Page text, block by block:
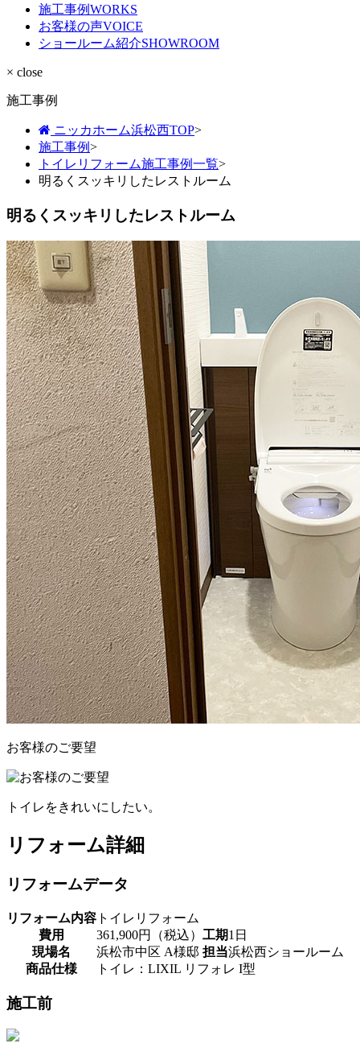
施工事例WORKS
お客様の声VOICE
ショールーム紹介SHOWROOM
× close
施工事例
ニッカホーム浜松西TOP>
施工事例>
トイレリフォーム施工事例一覧>
明るくスッキリしたレストルーム
明るくスッキリしたレストルーム
お客様のご要望
トイレをきれいにしたい。
リフォーム詳細
リフォームデータ
リフォーム内容 トイレリフォーム
費用
361,900円（税込） 工期1日
現場名
浜松市中区 A様邸 担当浜松西ショールーム
商品仕様
トイレ：LIXIL リフォレ I型
施工前